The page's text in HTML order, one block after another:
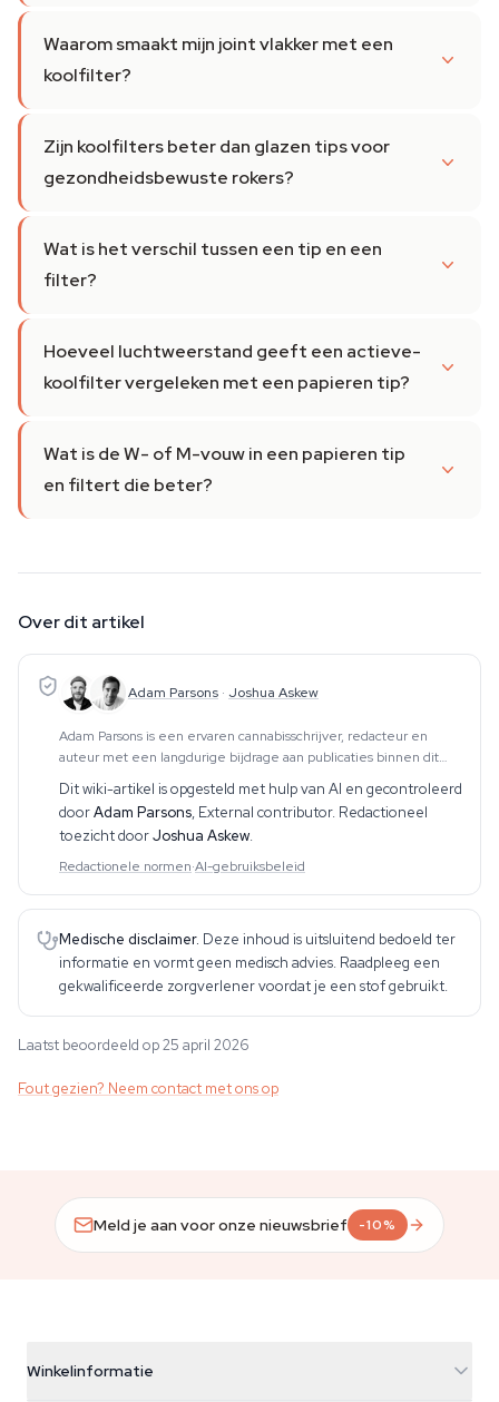
Waarom smaakt mijn joint vlakker met een
koolfilter?
Zijn koolfilters beter dan glazen tips voor
gezondheidsbewuste rokers?
Wat is het verschil tussen een tip en een
filter?
Hoeveel luchtweerstand geeft een actieve-
koolfilter vergeleken met een papieren tip?
Wat is de W- of M-vouw in een papieren tip
en filtert die beter?
Over dit artikel
Adam Parsons · Joshua Askew
Adam Parsons is een ervaren cannabisschrijver, redacteur en
auteur met een langdurige bijdrage aan publicaties binnen dit
vakgebied. Zijn werk omvat CBD, psychedelica, etnobotanica en
aanverwante onderwerpen. Hij produce
Dit wiki-artikel is opgesteld met hulp van AI en gecontroleerd
doorAdam Parsons, External contributor. Redactioneel
toezicht doorJoshua Askew.
Redactionele normen·AI-gebruiksbeleid
Medische disclaimer. Deze inhoud is uitsluitend bedoeld ter
informatie en vormt geen medisch advies. Raadpleeg een
gekwalificeerde zorgverlener voordat je een stof gebruikt.
Laatst beoordeeld op 25 april 2026
Fout gezien? Neem contact met ons op
Meld je aan voor onze nieuwsbrief -10%
Winkelinformatie